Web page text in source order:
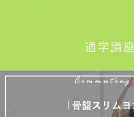
通学講座
Commuting
「骨盤スリムヨ